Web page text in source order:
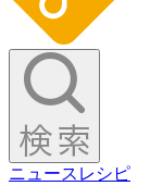
ニュース レシピ